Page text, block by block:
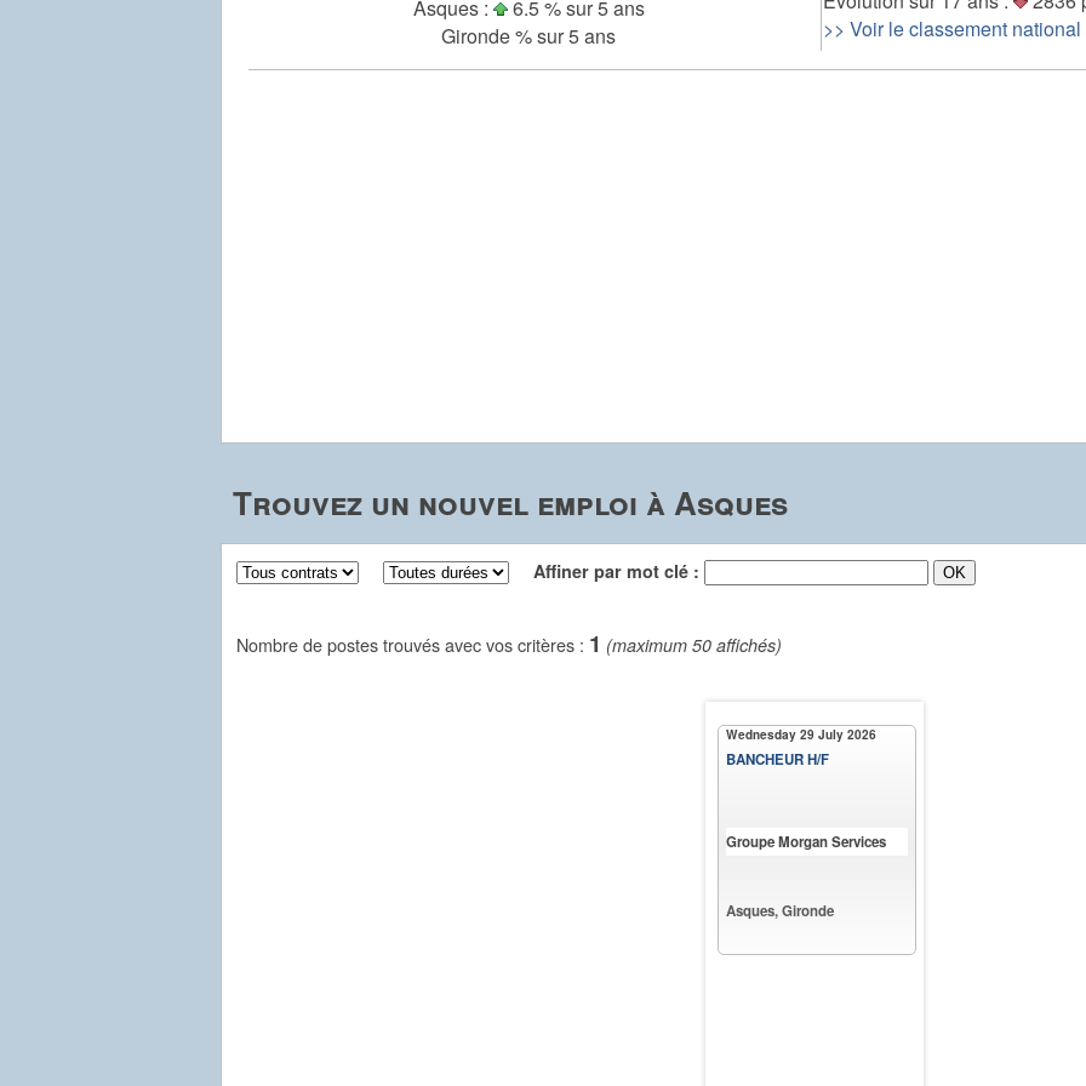
Asques :
6.5 % sur 5 ans
Gironde % sur 5 ans
>> Voir le classement national
Trouvez un nouvel emploi à Asques
Affiner par mot clé :
Nombre de postes trouvés avec vos critères : 1 (maximum 50 affichés)
Wednesday 29 July 2026
BANCHEUR H/F
Groupe Morgan Services
Asques, Gironde